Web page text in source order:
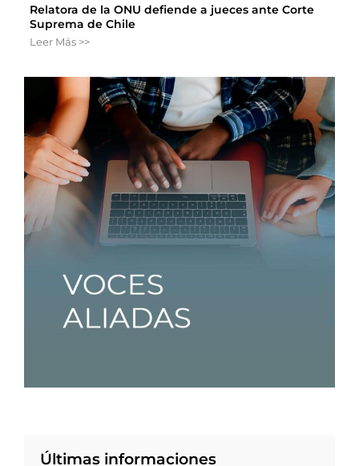
Relatora de la ONU defiende a jueces ante Corte
Suprema de Chile
Leer Más >>
Últimas informaciones